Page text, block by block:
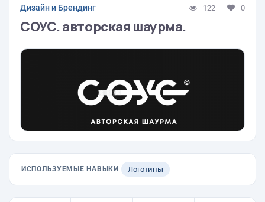
Дизайн и Брендинг 122 0
СОУС. авторская шаурма.
ИСПОЛЬЗУЕМЫЕ НАВЫКИ Логотипы